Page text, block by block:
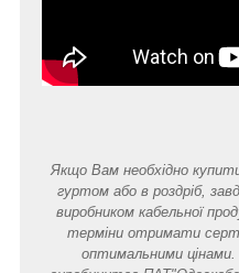
Якщо Вам необхідно
гуртом або в роздріб,
виробником кабельної
терміни отримати
оптимальними